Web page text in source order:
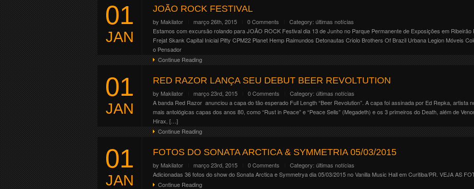
01
JAN
JOÃO ROCK FESTIVAL
by Makilator março 26th, 2015 0 Comments Category: últimas notícias
Estamos com excursão rolando para JOÃO ROCK Festival dia 13 de Junho no Parque Permanente de Exposições em
Frejat Skank Capital Inicial Pitty CPM22 Planet Hemp Raimundos Detonautas Criolo Brothers Of Brazil Urbana Legion Móveis
o Pensador
Continue Reading
01
JAN
RED RAZOR LANÇA SEU DEBUT BEER REVOLTUTION
by Makilator março 23rd, 2015 0 Comments Category: últimas notícias
A banda Red Razor anunciou a capa do tão esperado Full Length “Beer Revolution”. A capa foi assinada por Ed Repka, artista
mais antológicas capas dos anos 80, como “Rust in Peace” e “Peace Sells” (Megadeth) e os 3 primeiros do Death, além de
Hirax, […]
Continue Reading
01
JAN
FOTOS DO SONATA ARCTICA & SYMMETRIA 05/03/2015
by Makilator março 23rd, 2015 0 Comments Category: últimas notícias
Adicionadas 36 fotos do show do Sonata Arctica e Symmetrya dia 05/03/2015 no Vanilla Music Hall em Curitiba/PR. VEJA AS
Continue Reading